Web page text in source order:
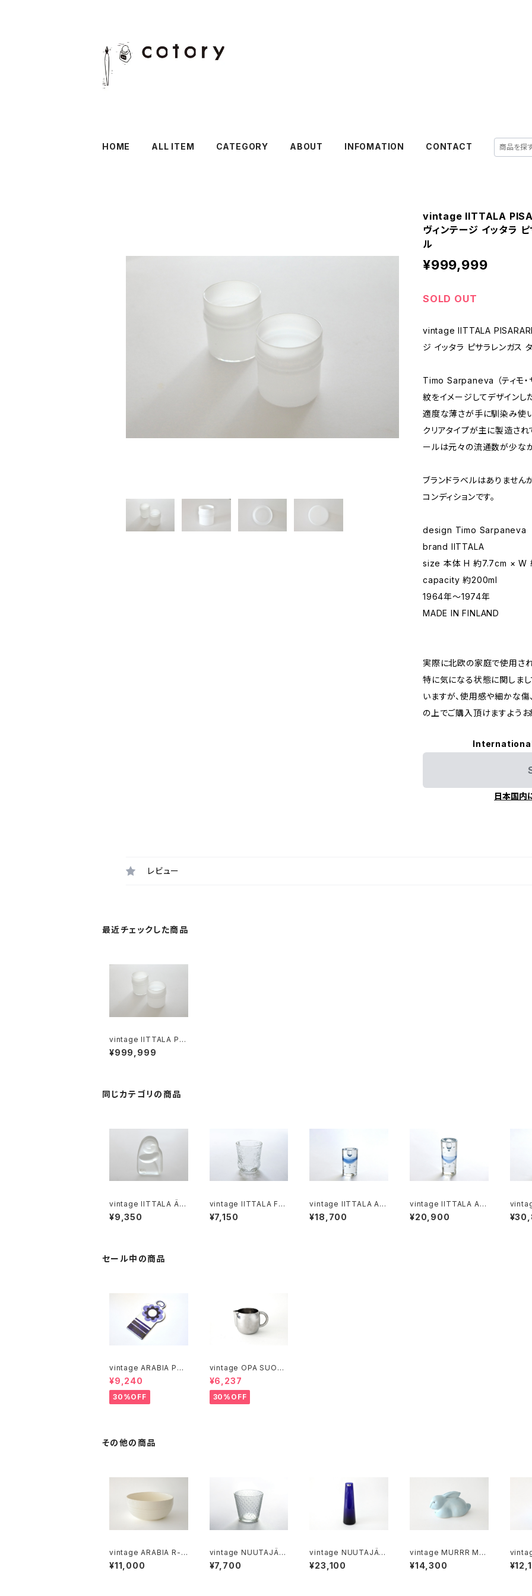
HOME ALL ITEM CATEGORY ABOUT INFOMATION CONTACT
vintage IITTALA
ヴィンテージ イッタラ
ル
¥999,999
SOLD OUT
vintage IITTALA
ジ イッタラ ピサラレンガス
Timo Sarpaneva （ティモ・
紋をイメージしてデザインし
適度な薄さが手に馴染み使い
クリアタイプが主に製造され
ールは元々の流通数が少なか
ブランドラベルはありません
コンディションです。
design Timo Sarpaneva
brand IITTALA
size 本体 H 約7.7cm × W
capacity 約200ml
1964年〜1974年
MADE IN FINLAND
実際に北欧の家庭で使用さ
特に気になる状態に関しま
いますが、使用感や細かな
の上でご購入頂けますようお
日本国内
レビュー
最近チェックした商品
vintage IITTALA PIS
ARARENGAS tumble
r opal / ヴィンテージ
¥999,999
同じカテゴリの商品
vintage IITTALA Äiti
Ja Lapsi glass figur
e / ヴィンテージ イッタ
¥9,350
vintage IITTALA FA
UNA clear glass M /
ヴィンテージ イッタラ フ
¥7,150
vintage IITTALA AR
KTIA candleholder
M / ヴィンテージ アー
¥18,700
vintage IITTALA AR
KTIA candleholder
L / ヴィンテージ アーク
¥20,900
KTIA vase
ージ
セール中の商品
vintage ARABIA PAJ
U cutting boad / ヴィ
ンテージ アラビア パユ
カッティングボード
¥9,240
30%OFF
vintage OPA SUOMI
stainless milk pitch
er M / ヴィンテージ オ
ーパ スオミ ステンレス
ミルクピッチャー M
¥6,237
30%OFF
その他の商品
vintage ARABIA R-m
odel bowl / オールド
アラビア ボウル アイボ
¥11,000
vintage NUUTAJÄR
VI TUNDRA glass M
/ ヴィンテージ ヌータヤ
¥7,700
vintage NUUTAJÄR
VI SH105 vase / ヴィ
ンテージ ヌータヤルヴィ
¥23,100
vintage MURRR MU
RRR PUPU / ヴィンテ
ージ ウサギの鳥笛
¥14,300
oise
/ ヴィンテ